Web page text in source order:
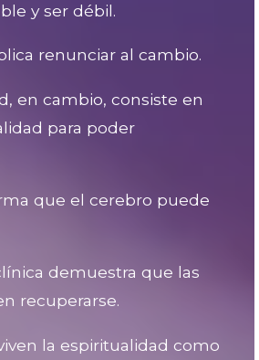
y ser débil.
renunciar al cambio.
en cambio, consiste en
para poder
que el cerebro puede
demuestra que las
recuperarse.
la espiritualidad como